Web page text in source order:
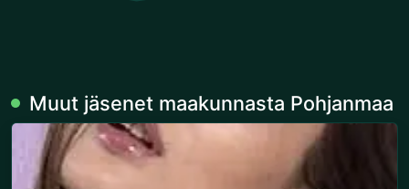
Muut jäsenet maakunnasta Pohjanmaa